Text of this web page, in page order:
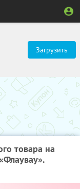
Загрузить
товара на